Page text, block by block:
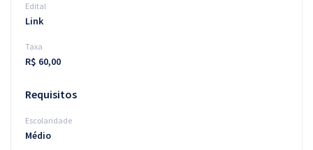
Edital
Link
Taxa
R$ 60,00
Requisitos
Escolaridade
Médio